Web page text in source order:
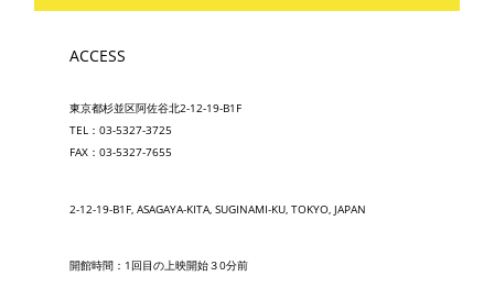
ACCESS
東京都杉並区阿佐谷北2-12-19-B1F
TEL：03-5327-3725
FAX：03-5327-7655
2-12-19-B1F, ASAGAYA-KITA, SUGINAMI-KU, TOKYO, JAPAN
開館時間：1回目の上映開始３0分前